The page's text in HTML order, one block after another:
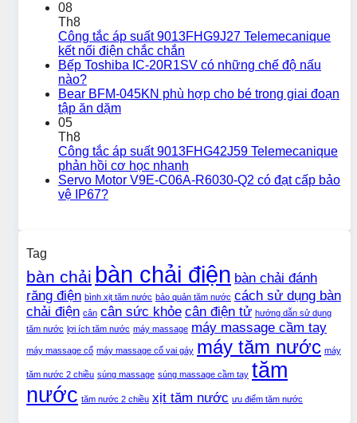
08
Th8
Công tắc áp suất 9013FHG9J27 Telemecanique
kết nối điện chắc chắn
Bếp Toshiba IC-20R1SV có những chế độ nấu
nào?
Bear BFM-045KN phù hợp cho bé trong giai đoạn
tập ăn dặm
05
Th8
Công tắc áp suất 9013FHG42J59 Telemecanique
phản hồi cơ học nhanh
Servo Motor V9E-C06A-R6030-Q2 có đạt cấp bảo
vệ IP67?
Tag
bàn chải bàn chải điện bàn chải đánh
răng điện bình xịt tăm nước bảo quản tăm nước cách sử dụng bàn
chải điện cân cân sức khỏe cân điện tử hướng dẫn sử dụng
tăm nước lợi ích tăm nước máy massage máy massage cầm tay
máy massage cổ máy massage cổ vai gáy máy tăm nước máy
tăm nước 2 chiều súng massage súng massage cầm tay tăm
nước tăm nước 2 chiều xịt tăm nước ưu điểm tăm nước